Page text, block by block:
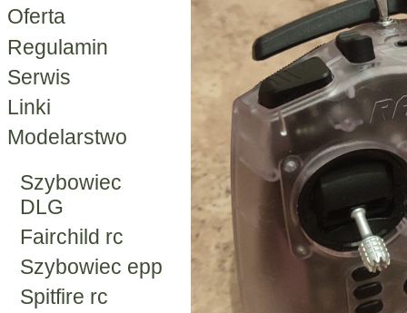
Oferta
Regulamin
Serwis
Linki
Modelarstwo
Szybowiec
DLG
Fairchild rc
Szybowiec epp
Spitfire rc